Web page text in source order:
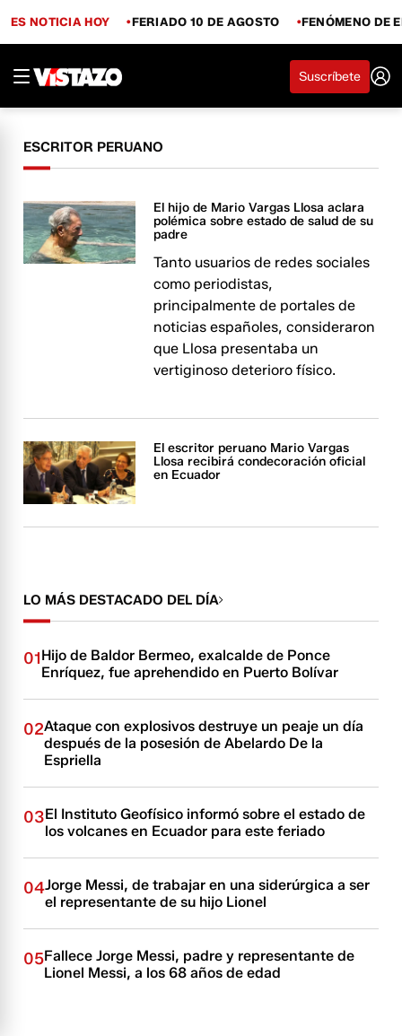
ES NOTICIA HOY FERIADO 10 DE AGOSTO FENÓMENO DE
Suscríbete
ESCRITOR PERUANO
El hijo de Mario Vargas Llosa aclara
polémica sobre estado de salud de su
padre
Tanto usuarios de redes sociales
como periodistas,
principalmente de portales de
noticias españoles, consideraron
que Llosa presentaba un
vertiginoso deterioro físico.
El escritor peruano Mario Vargas
Llosa recibirá condecoración oficial
en Ecuador
LO MÁS DESTACADO DEL DÍA
01Hijo de Baldor Bermeo, exalcalde de Ponce
Enríquez, fue aprehendido en Puerto Bolívar
02Ataque con explosivos destruye un peaje un día
después de la posesión de Abelardo De la
Espriella
03El Instituto Geofísico informó sobre el estado de
los volcanes en Ecuador para este feriado
04Jorge Messi, de trabajar en una siderúrgica a ser
el representante de su hijo Lionel
05Fallece Jorge Messi, padre y representante de
Lionel Messi, a los 68 años de edad